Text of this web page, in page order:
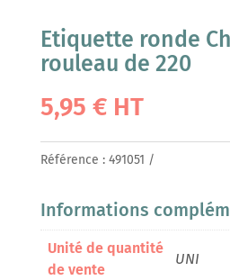
Etiquette ronde
rouleau de 220
5,95 € HT
Référence : 491051
Informations
Unité de quantité
de vente
UNI